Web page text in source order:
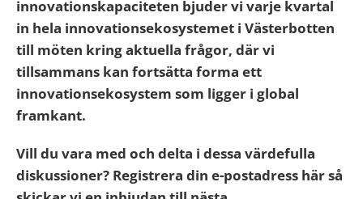
innovationskapaciteten bjuder vi varje kvartal
in hela innovationsekosystemet i Västerbotten
till möten kring aktuella frågor, där vi
tillsammans kan fortsätta forma ett
innovationsekosystem som ligger i global
framkant.
Vill du vara med och delta i dessa värdefulla
diskussioner? Registrera din e-postadress här så